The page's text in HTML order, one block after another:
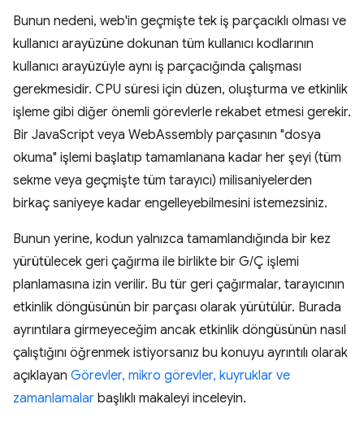
Bunun nedeni, web'in geçmişte tek iş parçacıklı olması ve
kullanıcı arayüzüne dokunan tüm kullanıcı kodlarının
kullanıcı arayüzüyle aynı iş parçacığında çalışması
gerekmesidir. CPU süresi için düzen, oluşturma ve etkinlik
işleme gibi diğer önemli görevlerle rekabet etmesi gerekir.
Bir JavaScript veya WebAssembly parçasının "dosya
okuma" işlemi başlatıp tamamlanana kadar her şeyi (tüm
sekme veya geçmişte tüm tarayıcı) milisaniyelerden
birkaç saniyeye kadar engelleyebilmesini istemezsiniz.
Bunun yerine, kodun yalnızca tamamlandığında bir kez
yürütülecek geri çağırma ile birlikte bir G/Ç işlemi
planlamasına izin verilir. Bu tür geri çağırmalar, tarayıcının
etkinlik döngüsünün bir parçası olarak yürütülür. Burada
ayrıntılara girmeyeceğim ancak etkinlik döngüsünün nasıl
çalıştığını öğrenmek istiyorsanız bu konuyu ayrıntılı olarak
açıklayan Görevler, mikro görevler, kuyruklar ve
zamanlamalar başlıklı makaleyi inceleyin.